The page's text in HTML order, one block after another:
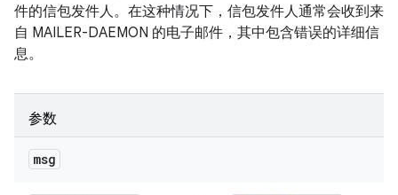
件的信包发件人。在这种情况下，信包发件人通常会收到来
自 MAILER-DAEMON 的电子邮件，其中包含错误的详细信
息。
参数
msg